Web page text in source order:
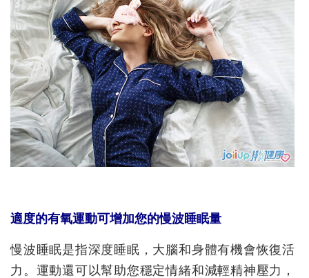
適度的有氧運動可增加您的慢波睡眠量
慢波睡眠是指深度睡眠，大腦和身體有機會恢復活
力。運動還可以幫助您穩定情緒和減輕精神壓力，